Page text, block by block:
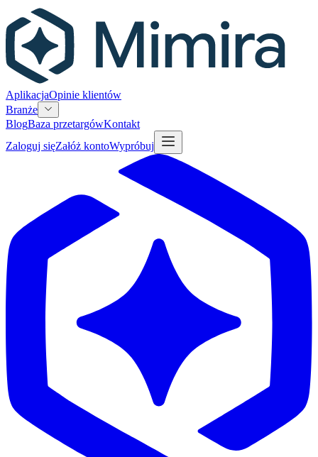
AplikacjaOpinie klientów
Branże
BlogBaza przetargówKontakt
Zaloguj sięZałóż kontoWypróbuj